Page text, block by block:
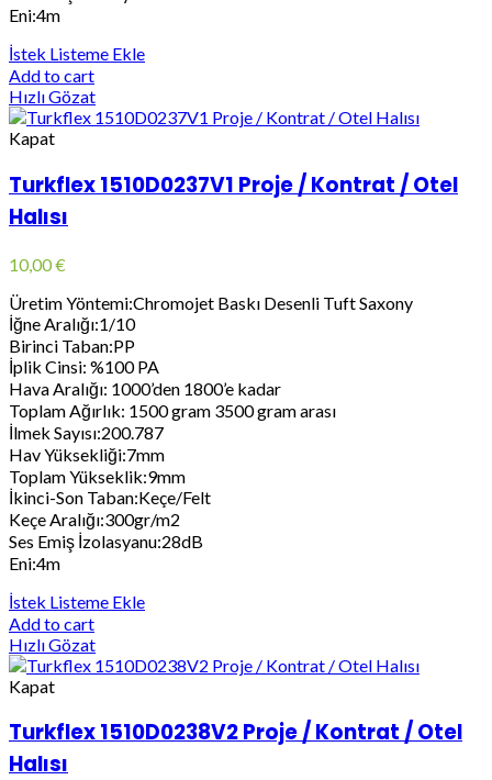
Eni:4m
İstek Listeme Ekle
Add to cart
Hızlı Gözat
Kapat
Turkflex 1510D0237V1 Proje / Kontrat / Otel
Halısı
10,00€
Üretim Yöntemi:Chromojet Baskı Desenli Tuft Saxony
İğne Aralığı:1/10
Birinci Taban:PP
İplik Cinsi: %100 PA
Hava Aralığı: 1000’den 1800’e kadar
Toplam Ağırlık: 1500 gram 3500 gram arası
İlmek Sayısı:200.787
Hav Yüksekliği:7mm
Toplam Yükseklik:9mm
İkinci-Son Taban:Keçe/Felt
Keçe Aralığı:300gr/m2
Ses Emiş İzolasyanu:28dB
Eni:4m
İstek Listeme Ekle
Add to cart
Hızlı Gözat
Kapat
Turkflex 1510D0238V2 Proje / Kontrat / Otel
Halısı